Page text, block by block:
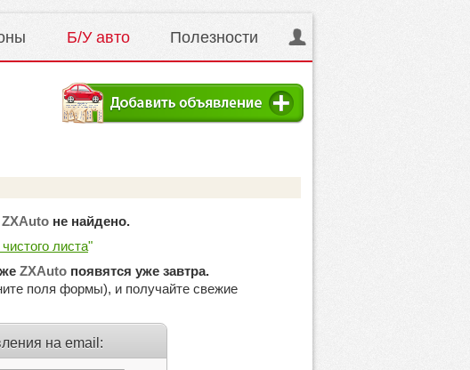
Б/У авто Полезности
ZXAuto не найдено.
листа"
ZXAuto появятся уже завтра.
поля формы), и получайте свежие
на email: